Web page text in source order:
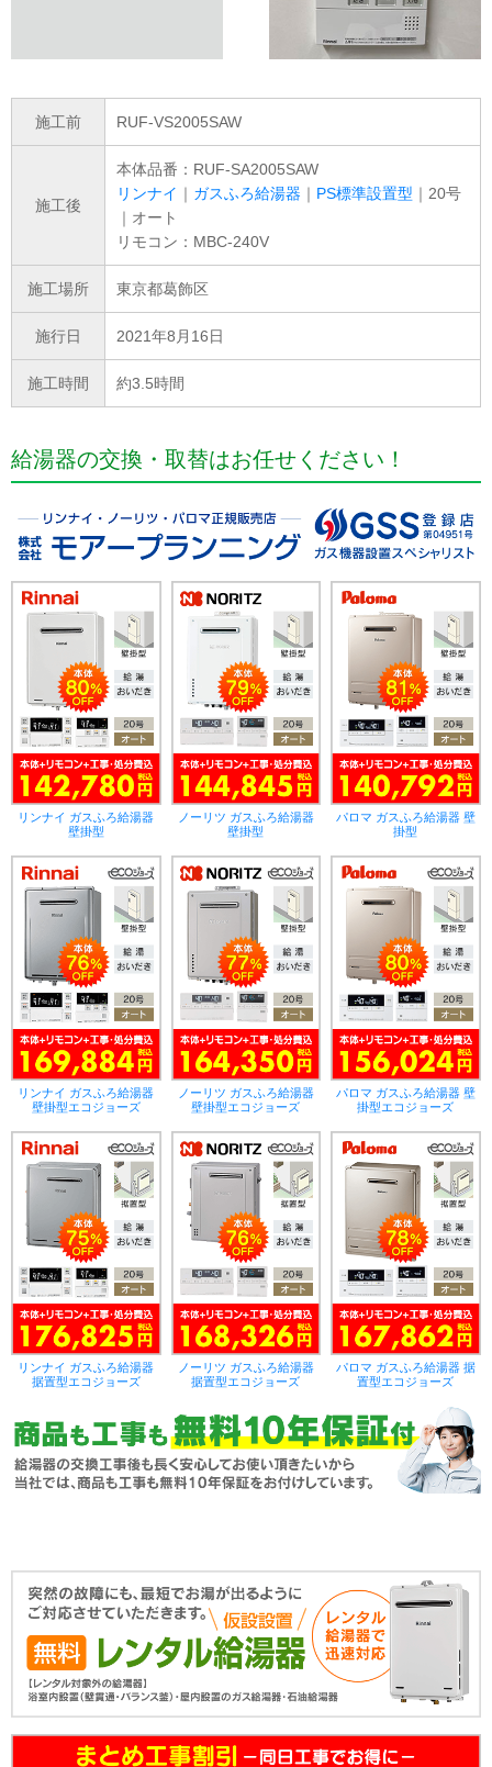
施工前 RUF-VS2005SAW
施工後
本体品番：RUF-SA2005SAW
リンナイ ｜ ガスふろ給湯器 ｜ PS標準設置型 ｜20号
｜オート
リモコン：MBC-240V
施工場所 東京都葛飾区
施行日 2021年8月16日
施工時間 約3.5時間
給湯器の交換・取替はお任せください！
リンナイ ガスふろ給湯器
壁掛型
ノーリツ ガスふろ給湯器
壁掛型
パロマ ガスふろ給湯器 壁
掛型
リンナイ ガスふろ給湯器
壁掛型エコジョーズ
ノーリツ ガスふろ給湯器
壁掛型エコジョーズ
パロマ ガスふろ給湯器 壁
掛型エコジョーズ
リンナイ ガスふろ給湯器
据置型エコジョーズ
ノーリツ ガスふろ給湯器
据置型エコジョーズ
パロマ ガスふろ給湯器 据
置型エコジョーズ